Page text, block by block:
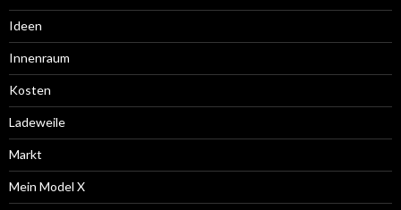
Ideen
Innenraum
Kosten
Ladeweile
Markt
Mein Model X